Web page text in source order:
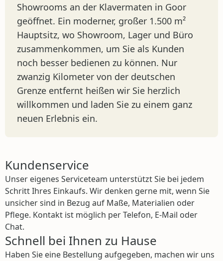
Showrooms an der Klavermaten in Goor
geöffnet. Ein moderner, großer 1.500 m²
Hauptsitz, wo Showroom, Lager und Büro
zusammenkommen, um Sie als Kunden
noch besser bedienen zu können. Nur
zwanzig Kilometer von der deutschen
Grenze entfernt heißen wir Sie herzlich
willkommen und laden Sie zu einem ganz
neuen Erlebnis ein.
Kundenservice
Unser eigenes Serviceteam unterstützt Sie bei jedem
Schritt Ihres Einkaufs. Wir denken gerne mit, wenn Sie
unsicher sind in Bezug auf Maße, Materialien oder
Pflege. Kontakt ist möglich per Telefon, E-Mail oder
Chat.
Schnell bei Ihnen zu Hause
Haben Sie eine Bestellung aufgegeben, machen wir uns